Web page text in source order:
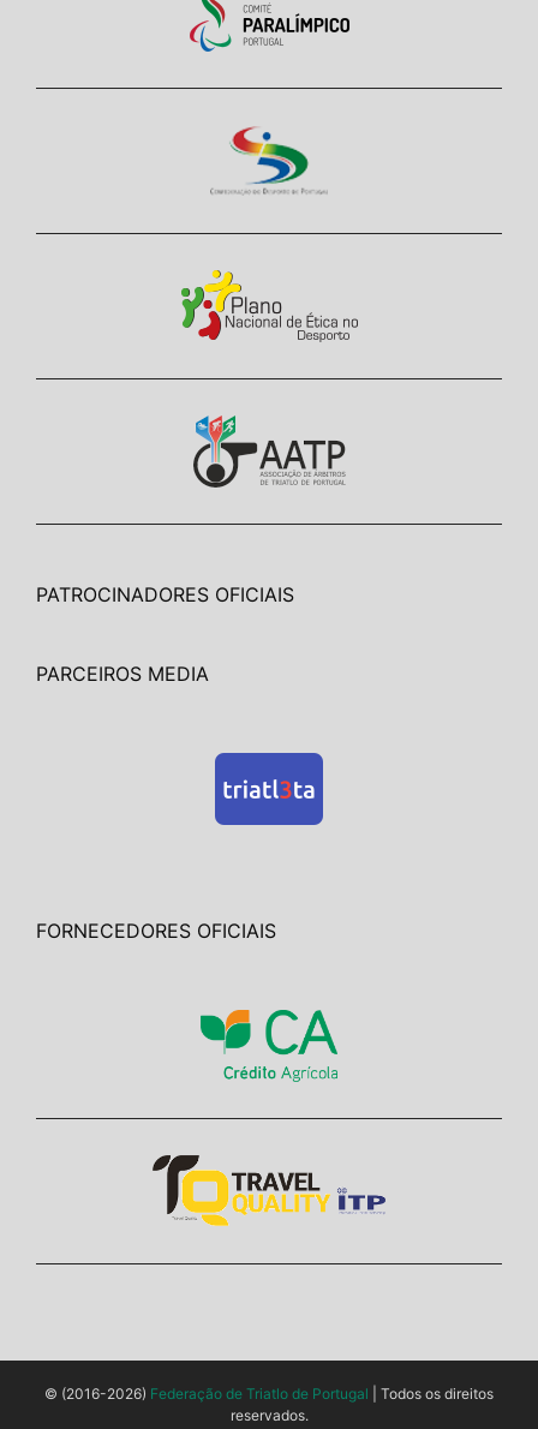
PATROCINADORES OFICIAIS
PARCEIROS MEDIA
FORNECEDORES OFICIAIS
© (2016-2026) Federação de Triatlo de Portugal | Todos os direitos
reservados.